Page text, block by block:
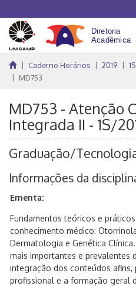
Caderno Horários 2019
MD753
MD753 - Atenção
Integrada II - 1S/
Graduação/
Informações da
Ementa:
Fundamentos teóricos e
conhecimento médico:
Dermatologia e Genética
mais importantes e prevalentes
integração dos conteúdos
profissional e a formação geral